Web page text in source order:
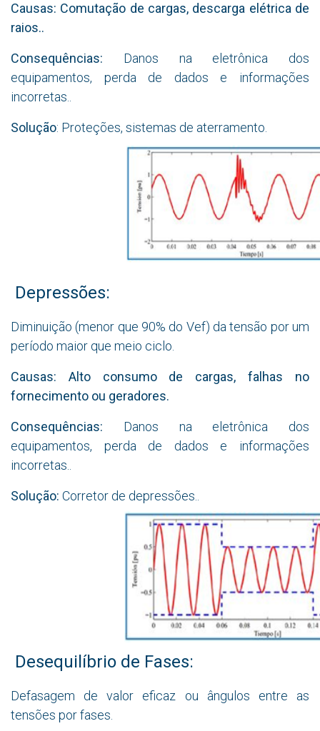
Causas: Comutação de cargas, descarga elétrica de
raios..
Consequências: Danos na eletrônica dos
equipamentos, perda de dados e informações
incorretas..
Solução: Proteções, sistemas de aterramento.
Depressões:
Diminuição (menor que 90% do Vef) da tensão por um
período maior que meio ciclo.
Causas: Alto consumo de cargas, falhas no
fornecimento ou geradores.
Consequências: Danos na eletrônica dos
equipamentos, perda de dados e informações
incorretas..
Solução: Corretor de depressões..
Desequilíbrio de Fases:
Defasagem de valor eficaz ou ângulos entre as
tensões por fases.